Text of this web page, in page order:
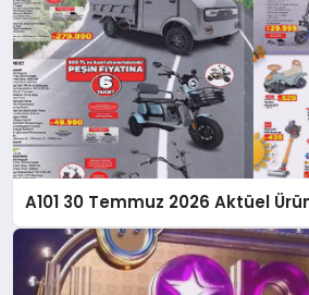
A101 30 Temmuz 2026 Aktüel